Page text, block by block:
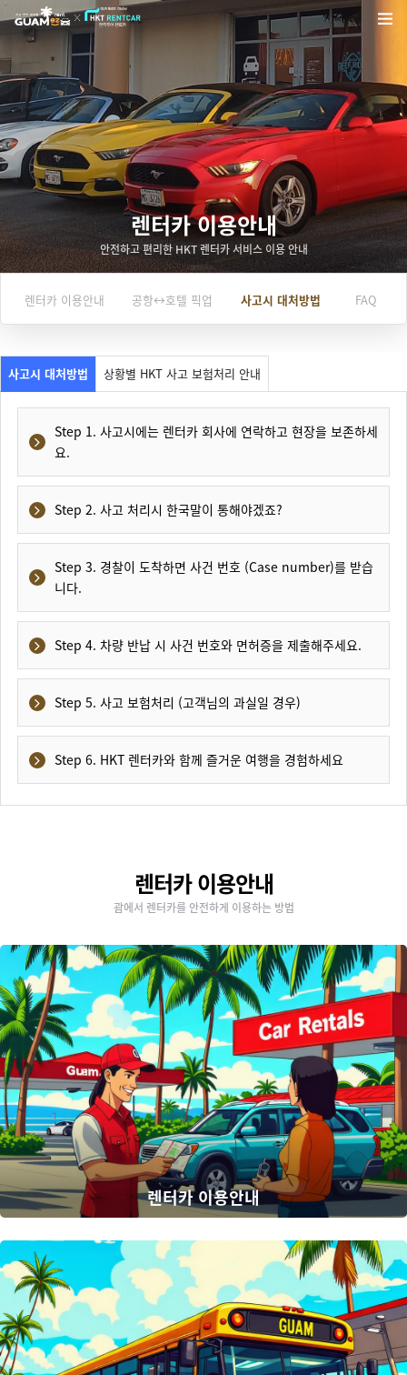
렌터카 이용안내
안전하고 편리한 HKT 렌터카 서비스 이용 안내
렌터카 이용안내 공항↔호텔 픽업 사고시 대처방법 FAQ
사고시 대처방법 상황별 HKT 사고 보험처리 안내
Step 1. 사고시에는 렌터카 회사에 연락하고 현장을 보존하세
요.
Step 2. 사고 처리시 한국말이 통해야겠죠?
Step 3. 경찰이 도착하면 사건 번호 (Case number)를 받습
니다.
Step 4. 차량 반납 시 사건 번호와 면허증을 제출해주세요.
Step 5. 사고 보험처리 (고객님의 과실일 경우)
Step 6. HKT 렌터카와 함께 즐거운 여행을 경험하세요
렌터카 이용안내
괌에서 렌터카를 안전하게 이용하는 방법
렌터카 이용안내